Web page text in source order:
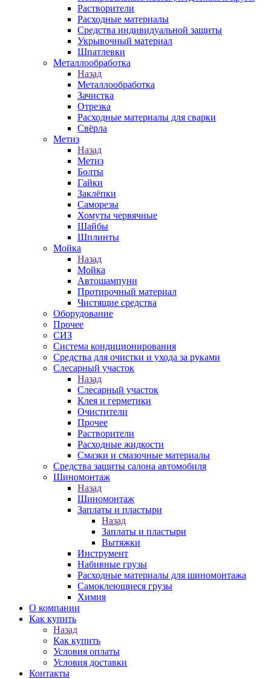
Растворители
Расходные материалы
Средства индивидуальной защиты
Укрывочный материал
Шпатлевки
Металлообработка
Назад
Металлообработка
Зачистка
Отрезка
Расходные материалы для сварки
Свёрла
Метиз
Назад
Метиз
Болты
Гайки
Заклёпки
Саморезы
Хомуты червячные
Шайбы
Шплинты
Мойка
Назад
Мойка
Автошампуни
Протирочный материал
Чистящие средства
Оборудование
Прочее
СИЗ
Система кондиционирования
Средства для очистки и ухода за руками
Слесарный участок
Назад
Слесарный участок
Клея и герметики
Очистители
Прочее
Растворители
Расходные жидкости
Смазки и смазочные материалы
Средства защиты салона автомобиля
Шиномонтаж
Назад
Шиномонтаж
Заплаты и пластыри
Назад
Заплаты и пластыри
Вытяжки
Инструмент
Набивные грузы
Расходные материалы для шиномонтажа
Самоклеющиеся грузы
Химия
О компании
Как купить
Назад
Как купить
Условия оплаты
Условия доставки
Контакты